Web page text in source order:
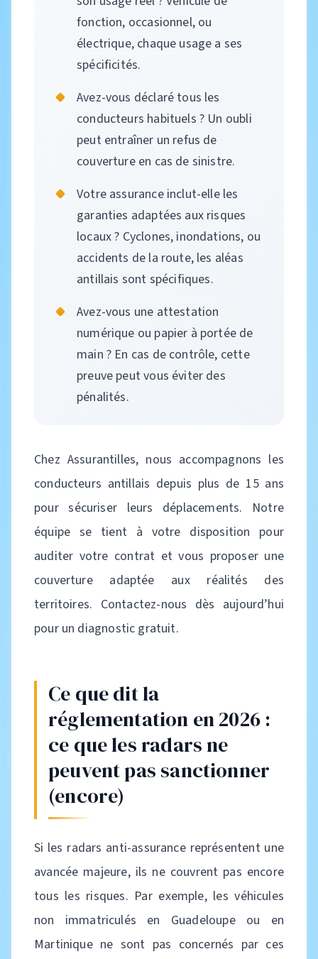
fonction, occasionnel, ou
électrique, chaque usage a ses
spécificités.
Avez-vous déclaré tous les
conducteurs habituels ? Un oubli
peut entraîner un refus de
couverture en cas de sinistre.
Votre assurance inclut-elle les
garanties adaptées aux risques
locaux ? Cyclones, inondations, ou
accidents de la route, les aléas
antillais sont spécifiques.
Avez-vous une attestation
numérique ou papier à portée de
main ? En cas de contrôle, cette
preuve peut vous éviter des
pénalités.
Chez Assurantilles, nous accompagnons les
conducteurs antillais depuis plus de 15 ans
pour sécuriser leurs déplacements. Notre
équipe se tient à votre disposition pour
auditer votre contrat et vous proposer une
couverture adaptée aux réalités des
territoires. Contactez-nous dès aujourd’hui
pour un diagnostic gratuit.
Ce que dit la
réglementation en 2026 :
ce que les radars ne
peuvent pas sanctionner
(encore)
Si les radars anti-assurance représentent une
avancée majeure, ils ne couvrent pas encore
tous les risques. Par exemple, les véhicules
non immatriculés en Guadeloupe ou en
Martinique ne sont pas concernés par ces